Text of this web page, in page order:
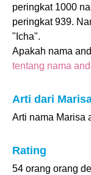
peringkat 1000
peringkat 939.
"Icha".
Apakah nama
tentang nama
Arti dari
Arti nama Marisa
Rating
54 orang orang